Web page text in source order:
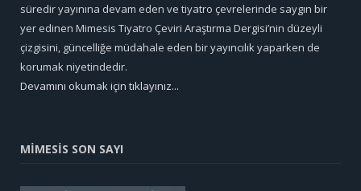
süredir yayınına devam eden ve tiyatro çevrelerinde saygın bir
yer edinen Mimesis Tiyatro Çeviri Araştırma Dergisi’nin düzeyli
çizgisini, güncelliğe müdahale eden bir yayıncılık yaparken de
korumak niyetindedir.
Devamını okumak için tıklayınız...
MİMESİS SON SAYI